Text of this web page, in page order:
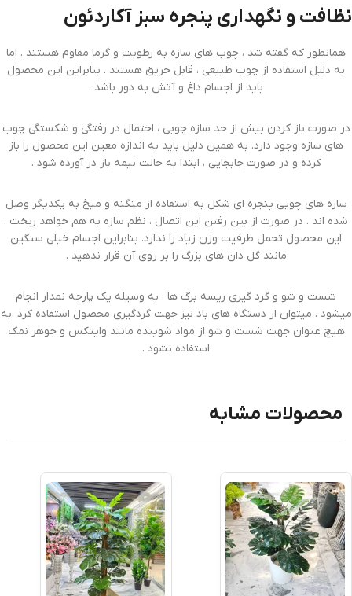
نظافت و نگهداری پنجره سبز آکاردئون
همانطور که گفته شد ، چوب های سازه به رطوبت و گرما مقاوم هستند . اما
به دلیل استفاده از چوب طبیعی ، قابل حریق هستند . بنابراین این محصول
باید از اجسام داغ و آتش به دور باشد .
در صورت باز کردن بیش از حد سازه چوبی ، احتمال در رفتگی و شکستگی چوب
های سازه وجود دارد. به همین دلیل باید به اندازه معین این محصول را باز
کرده و در صورت جابجایی ، ابتدا به حالت نیمه باز در آورده شود .
سازه های چویی پنجره ای شکل به استفاده از منگنه و میخ به یکدیگر وصل
شده اند . در صورت از بین رفتن این اتصال ، نظم سازه به هم خواهد ریخت .
این محصول تحمل ظرفیت وزن زیاد را ندارد. بنابراین اجسام خیلی سنگین
مانند گل دان های بزرگ را بر روی آن قرار ندهید .
شست و شو و گرد گیری ریسه برگ ها ، به وسیله یک پارجه نمدار انجام
میشود . میتوان از دستگاه های باد نیز جهت گردگیری محصول استفاده کرد .به
هیچ عنوان جهت شست و شو از مواد شوینده مانند وایتکس و جوهر نمک
استفاده نشود .
محصولات مشابه